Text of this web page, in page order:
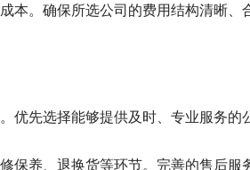
本。确保所选公司的费用结构清晰、
优先选择能够提供及时、专业服务的
保养、退换货等环节。完善的售后服